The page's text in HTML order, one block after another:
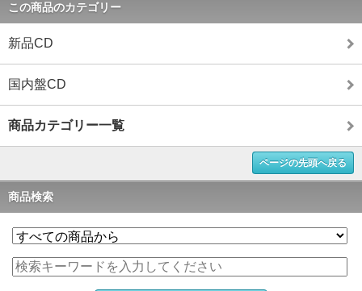
この商品のカテゴリー
新品CD
国内盤CD
商品カテゴリー一覧
ページの先頭へ戻る
商品検索